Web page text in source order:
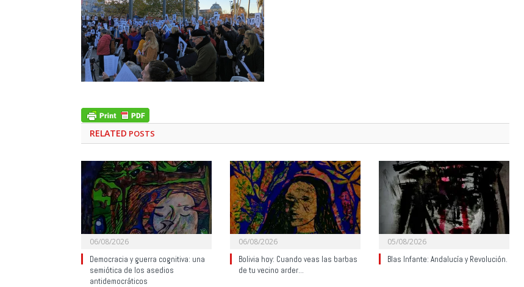
RELATED POSTS
06/08/2026
Democracia y guerra cognitiva: una
semiótica de los asedios
antidemocráticos
06/08/2026
Bolivia hoy: Cuando veas las barbas
de tu vecino arder…
05/08/2026
Blas Infante: Andalucía y Revolución.